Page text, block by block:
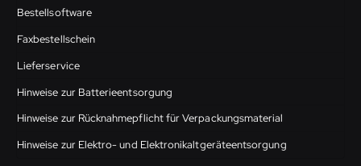
Bestellsoftware
Faxbestellschein
Lieferservice
Hinweise zur Batterieentsorgung
Hinweise zur Rücknahmepflicht für Verpackungsmaterial
Hinweise zur Elektro- und Elektronikaltgeräteentsorgung